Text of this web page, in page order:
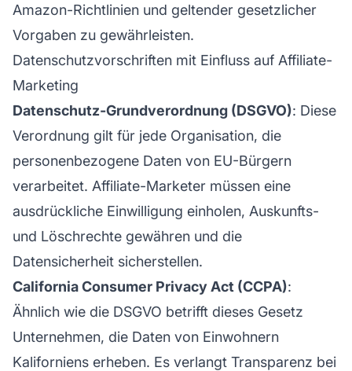
Amazon-Richtlinien und geltender gesetzlicher
Vorgaben zu gewährleisten.
Datenschutzvorschriften mit Einfluss auf Affiliate-
Marketing
Datenschutz-Grundverordnung (DSGVO): Diese
Verordnung gilt für jede Organisation, die
personenbezogene Daten von EU-Bürgern
verarbeitet. Affiliate-Marketer müssen eine
ausdrückliche Einwilligung einholen, Auskunfts-
und Löschrechte gewähren und die
Datensicherheit sicherstellen.
California Consumer Privacy Act (CCPA):
Ähnlich wie die DSGVO betrifft dieses Gesetz
Unternehmen, die Daten von Einwohnern
Kaliforniens erheben. Es verlangt Transparenz bei